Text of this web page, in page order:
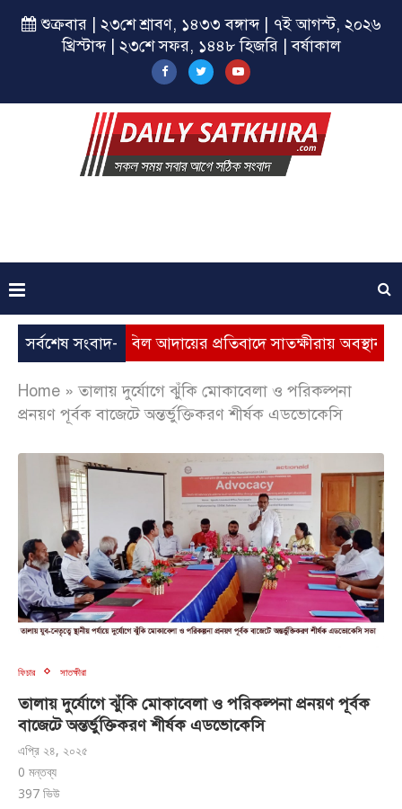
শুক্রবার | ২৩শে শ্রাবণ, ১৪৩৩ বঙ্গাব্দ | ৭ই আগস্ট, ২০২৬
খ্রিস্টাব্দ | ২৩শে সফর, ১৪৪৮ হিজরি | বর্ষাকাল
সর্বশেষ সংবাদ-
ভূতুড়ে বিল আদায়ের প্রতিবাদে সাতক্ষীরায় অবস্থান কর্মসূচি
Home »তালায় দুর্যোগে ঝুঁকি মোকাবেলা ও পরিকল্পনা
প্রনয়ণ পূর্বক বাজেটে অন্তর্ভুক্তিকরণ শীর্ষক এডভোকেসি
ফিচার সাতক্ষীরা
তালায় দুর্যোগে ঝুঁকি মোকাবেলা ও পরিকল্পনা প্রনয়ণ পূর্বক
বাজেটে অন্তর্ভুক্তিকরণ শীর্ষক এডভোকেসি
এপ্রি ২৪, ২০২৫
0 মন্তব্য
397 ভিউ